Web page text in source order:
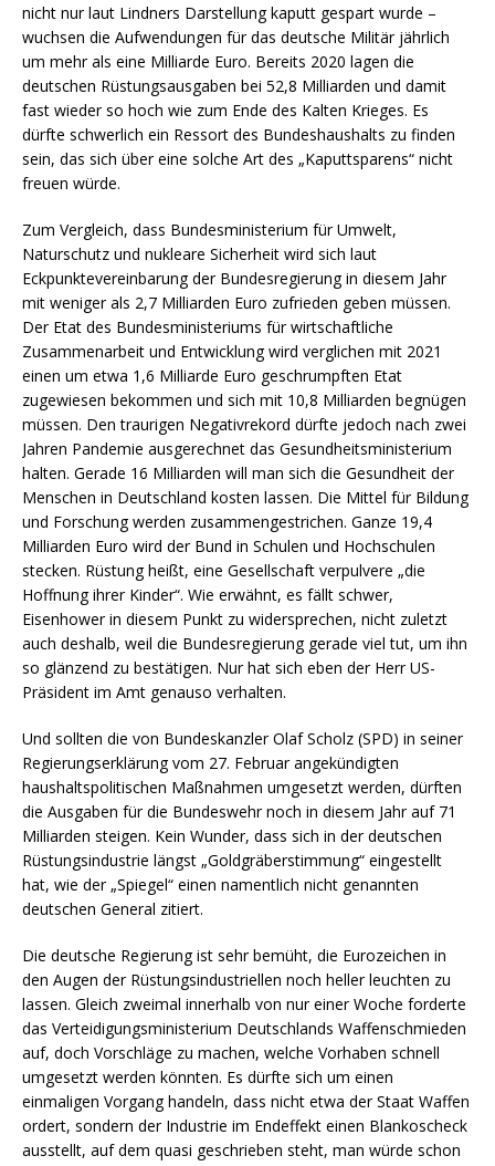
nicht nur laut Lindners Darstellung kaputt gespart wurde –
wuchsen die Aufwendungen für das deutsche Militär jährlich
um mehr als eine Milliarde Euro. Bereits 2020 lagen die
deutschen Rüstungsausgaben bei 52,8 Milliarden und damit
fast wieder so hoch wie zum Ende des Kalten Krieges. Es
dürfte schwerlich ein Ressort des Bundeshaushalts zu finden
sein, das sich über eine solche Art des „Kaputtsparens“ nicht
freuen würde.
Zum Vergleich, dass Bundesministerium für Umwelt,
Naturschutz und nukleare Sicherheit wird sich laut
Eckpunktevereinbarung der Bundesregierung in diesem Jahr
mit weniger als 2,7 Milliarden Euro zufrieden geben müssen.
Der Etat des Bundesministeriums für wirtschaftliche
Zusammenarbeit und Entwicklung wird verglichen mit 2021
einen um etwa 1,6 Milliarde Euro geschrumpften Etat
zugewiesen bekommen und sich mit 10,8 Milliarden begnügen
müssen. Den traurigen Negativrekord dürfte jedoch nach zwei
Jahren Pandemie ausgerechnet das Gesundheitsministerium
halten. Gerade 16 Milliarden will man sich die Gesundheit der
Menschen in Deutschland kosten lassen. Die Mittel für Bildung
und Forschung werden zusammengestrichen. Ganze 19,4
Milliarden Euro wird der Bund in Schulen und Hochschulen
stecken. Rüstung heißt, eine Gesellschaft verpulvere „die
Hoffnung ihrer Kinder“. Wie erwähnt, es fällt schwer,
Eisenhower in diesem Punkt zu widersprechen, nicht zuletzt
auch deshalb, weil die Bundesregierung gerade viel tut, um ihn
so glänzend zu bestätigen. Nur hat sich eben der Herr US-
Präsident im Amt genauso verhalten.
Und sollten die von Bundeskanzler Olaf Scholz (SPD) in seiner
Regierungserklärung vom 27. Februar angekündigten
haushaltspolitischen Maßnahmen umgesetzt werden, dürften
die Ausgaben für die Bundeswehr noch in diesem Jahr auf 71
Milliarden steigen. Kein Wunder, dass sich in der deutschen
Rüstungsindustrie längst „Goldgräberstimmung“ eingestellt
hat, wie der „Spiegel“ einen namentlich nicht genannten
deutschen General zitiert.
Die deutsche Regierung ist sehr bemüht, die Eurozeichen in
den Augen der Rüstungsindustriellen noch heller leuchten zu
lassen. Gleich zweimal innerhalb von nur einer Woche forderte
das Verteidigungsministerium Deutschlands Waffenschmieden
auf, doch Vorschläge zu machen, welche Vorhaben schnell
umgesetzt werden könnten. Es dürfte sich um einen
einmaligen Vorgang handeln, dass nicht etwa der Staat Waffen
ordert, sondern der Industrie im Endeffekt einen Blankoscheck
ausstellt, auf dem quasi geschrieben steht, man würde schon